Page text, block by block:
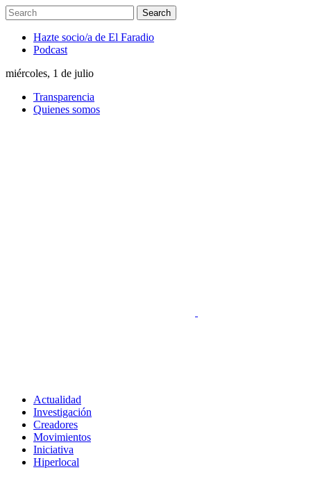
Hazte socio/a de El Faradio
Podcast
miércoles, 1 de julio
Transparencia
Quienes somos
Actualidad
Investigación
Creadores
Movimientos
Iniciativa
Hiperlocal